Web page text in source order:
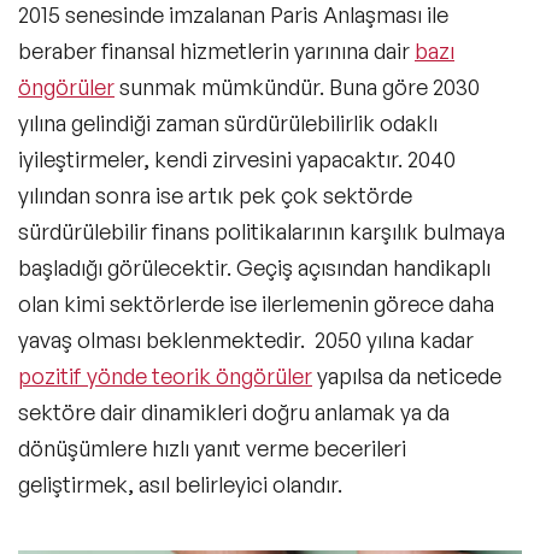
2015 senesinde imzalanan Paris Anlaşması ile
beraber finansal hizmetlerin yarınına dair bazı
öngörülersunmak mümkündür. Buna göre 2030
yılına gelindiği zaman sürdürülebilirlik odaklı
iyileştirmeler, kendi zirvesini yapacaktır. 2040
yılından sonra ise artık pek çok sektörde
sürdürülebilir finans politikalarının karşılık bulmaya
başladığı görülecektir. Geçiş açısından handikaplı
olan kimi sektörlerde ise ilerlemenin görece daha
yavaş olması beklenmektedir. 2050 yılına kadar
pozitif yönde teorik öngörüleryapılsa da neticede
sektöre dair dinamikleri doğru anlamak ya da
dönüşümlere hızlı yanıt verme becerileri
geliştirmek, asıl belirleyici olandır.